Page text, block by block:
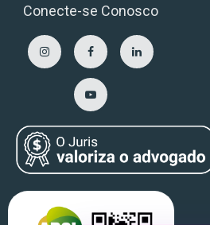
Conecte-se Conosco